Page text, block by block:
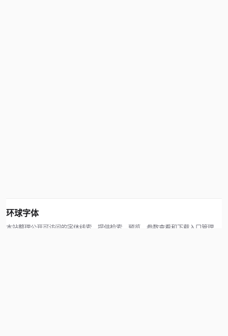
环球字体
本站整理公开可访问的字体线索，提供检索、预览、参数查看和下载入口管理。